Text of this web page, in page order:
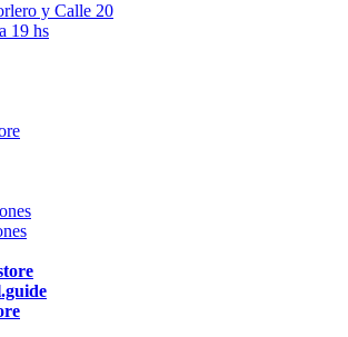
y Calle 20
19 hs